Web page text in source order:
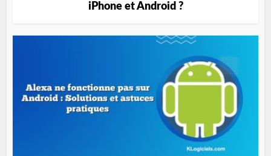
iPhone et Android ?